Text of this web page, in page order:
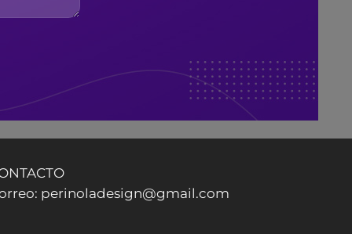
perinoladesign@gmail.com